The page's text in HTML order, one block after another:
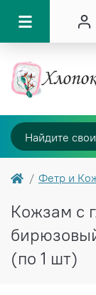
Фетр и
Кожзам с
(по 1 шт)